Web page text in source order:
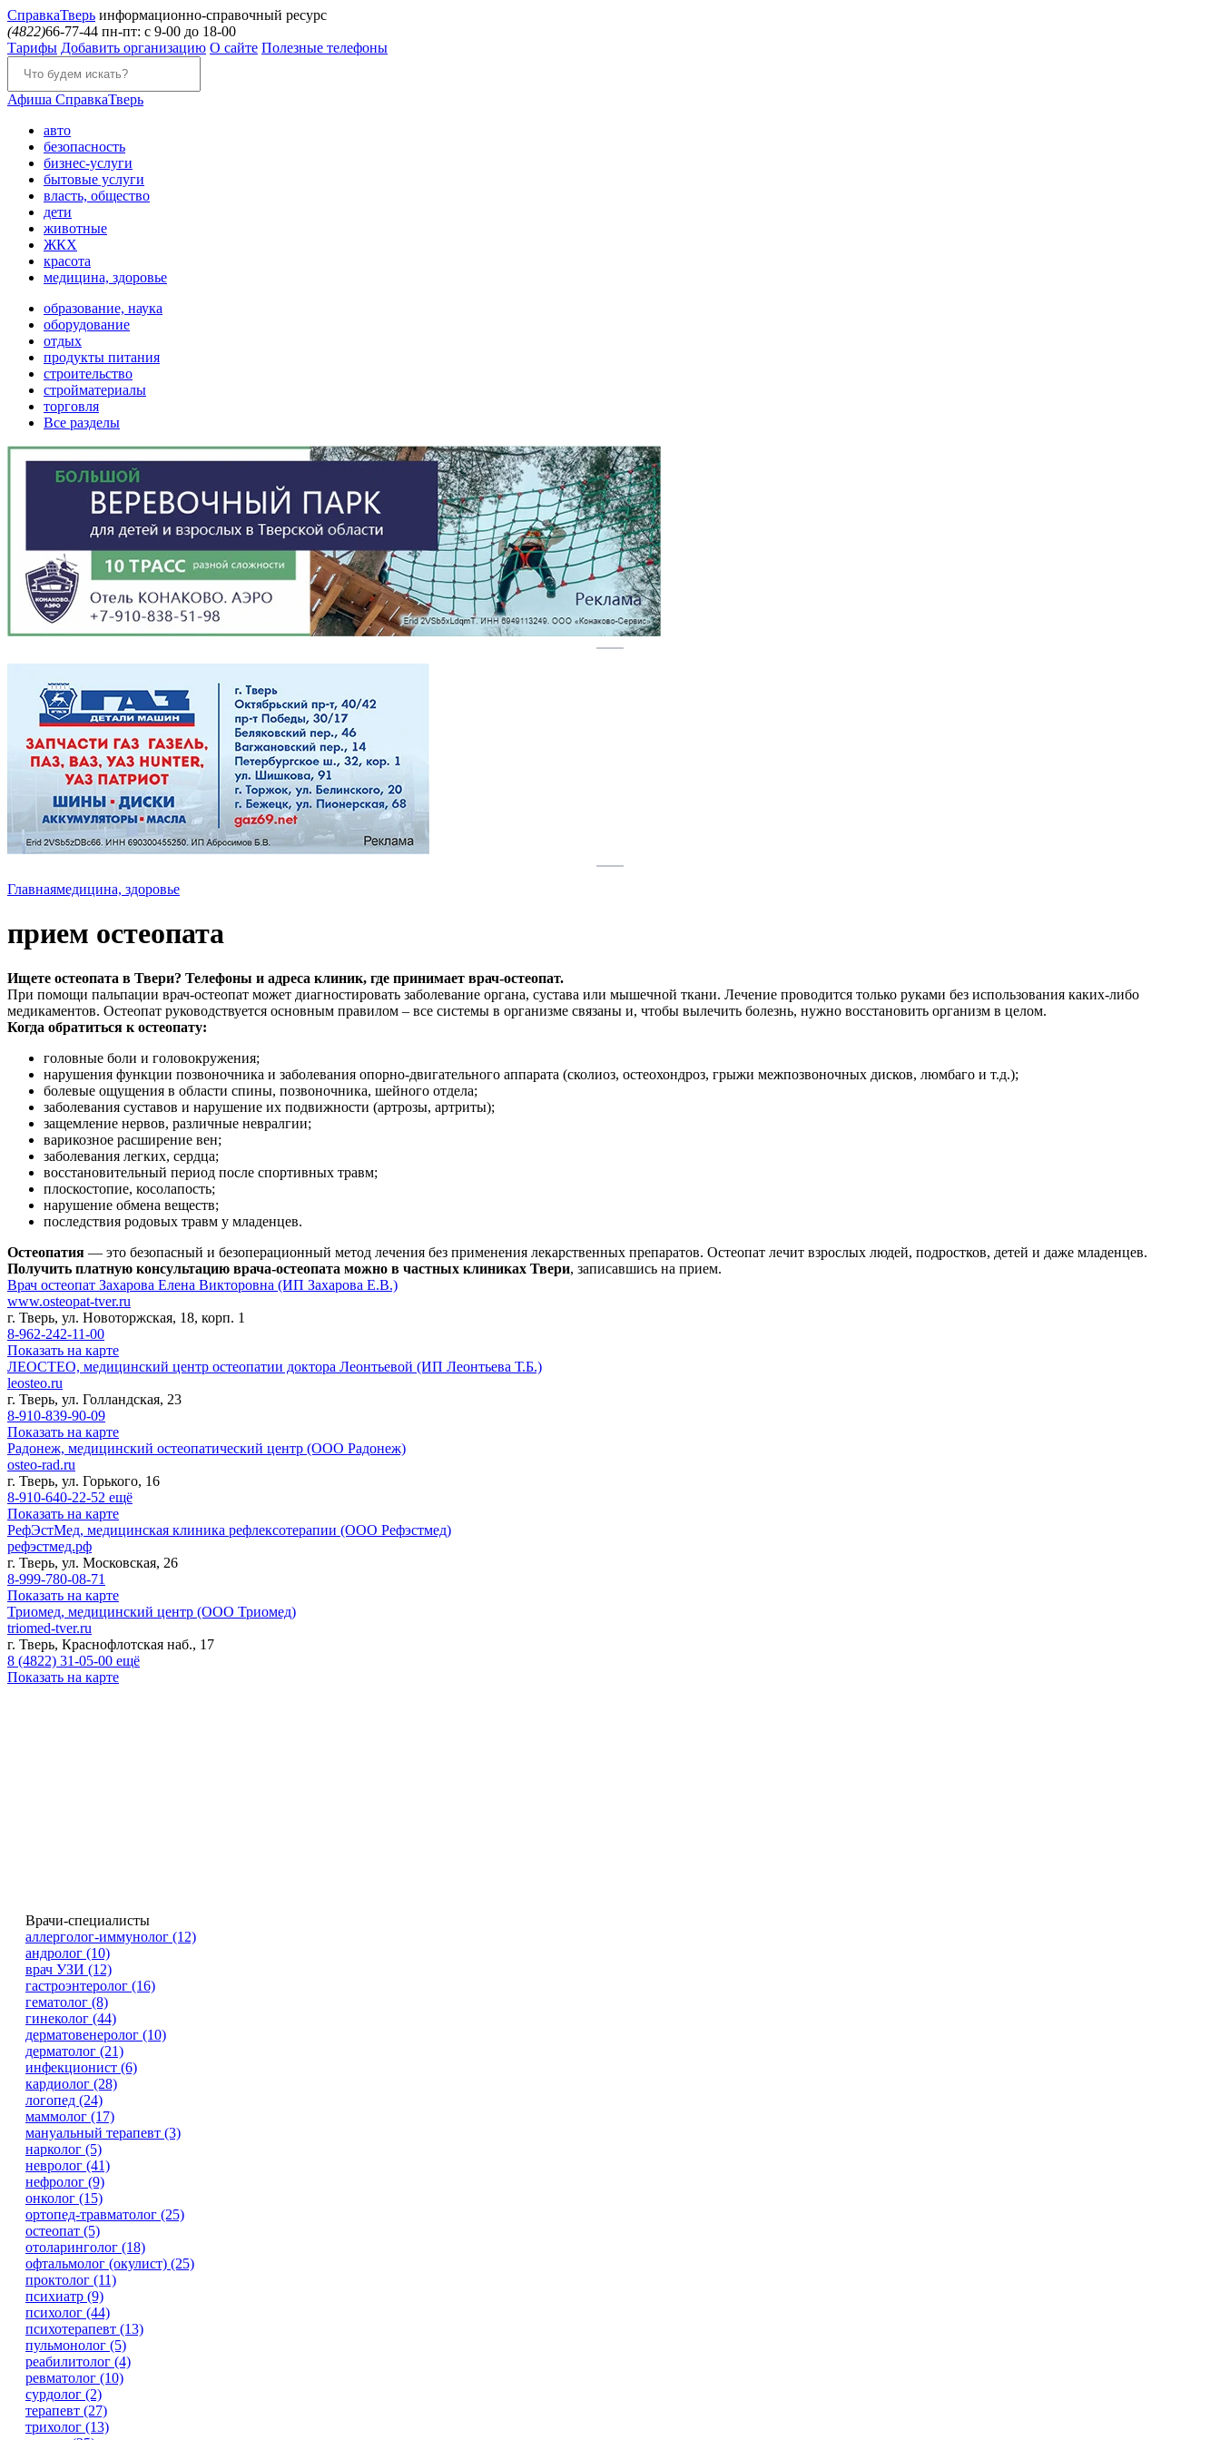
СправкаТверь информационно-справочный ресурс
(4822)66-77-44 пн-пт: с 9-00 до 18-00
Тарифы Добавить организацию О сайте Полезные телефоны
Афиша СправкаТверь
авто
безопасность
бизнес-услуги
бытовые услуги
власть, общество
дети
животные
ЖКХ
красота
медицина, здоровье
образование, наука
оборудование
отдых
продукты питания
строительство
стройматериалы
торговля
Все разделы
Главнаямедицина, здоровье
прием остеопата
Ищете остеопата в Твери? Телефоны и адреса клиник, где принимает врач-остеопат.
При помощи пальпации врач-остеопат может диагностировать заболевание органа, сустава или мышечной ткани. Лечение проводится только руками без использования каких-либо
медикаментов. Остеопат руководствуется основным правилом – все системы в организме связаны и, чтобы вылечить болезнь, нужно восстановить организм в целом.
Когда обратиться к остеопату:
головные боли и головокружения;
нарушения функции позвоночника и заболевания опорно-двигательного аппарата (сколиоз, остеохондроз, грыжи межпозвоночных дисков, люмбаго и т.д.);
болевые ощущения в области спины, позвоночника, шейного отдела;
заболевания суставов и нарушение их подвижности (артрозы, артриты);
защемление нервов, различные невралгии;
варикозное расширение вен;
заболевания легких, сердца;
восстановительный период после спортивных травм;
плоскостопие, косолапость;
нарушение обмена веществ;
последствия родовых травм у младенцев.
Остеопатия — это безопасный и безоперационный метод лечения без применения лекарственных препаратов. Остеопат лечит взрослых людей, подростков, детей и даже младенцев.
Получить платную консультацию врача-остеопата можно в частных клиниках Твери, записавшись на прием.
Врач остеопат Захарова Елена Викторовна (ИП Захарова Е.В.)
www.osteopat-tver.ru
г. Тверь, ул. Новоторжская, 18, корп. 1
8-962-242-11-00
Показать на карте
ЛЕОСТЕО, медицинский центр остеопатии доктора Леонтьевой (ИП Леонтьева Т.Б.)
leosteo.ru
г. Тверь, ул. Голландская, 23
8-910-839-90-09
Показать на карте
Радонеж, медицинский остеопатический центр (ООО Радонеж)
osteo-rad.ru
г. Тверь, ул. Горького, 16
8-910-640-22-52 ещё
Показать на карте
РефЭстМед, медицинская клиника рефлексотерапии (ООО Рефэстмед)
рефэстмед.рф
г. Тверь, ул. Московская, 26
8-999-780-08-71
Показать на карте
Триомед, медицинский центр (ООО Триомед)
triomed-tver.ru
г. Тверь, Краснофлотская наб., 17
8 (4822) 31-05-00 ещё
Показать на карте
Врачи-специалисты
аллерголог-иммунолог (12)
андролог (10)
врач УЗИ (12)
гастроэнтеролог (16)
гематолог (8)
гинеколог (44)
дерматовенеролог (10)
дерматолог (21)
инфекционист (6)
кардиолог (28)
логопед (24)
маммолог (17)
мануальный терапевт (3)
нарколог (5)
невролог (41)
нефролог (9)
онколог (15)
ортопед-травматолог (25)
остеопат (5)
отоларинголог (18)
офтальмолог (окулист) (25)
проктолог (11)
психиатр (9)
психолог (44)
психотерапевт (13)
пульмонолог (5)
реабилитолог (4)
ревматолог (10)
сурдолог (2)
терапевт (27)
трихолог (13)